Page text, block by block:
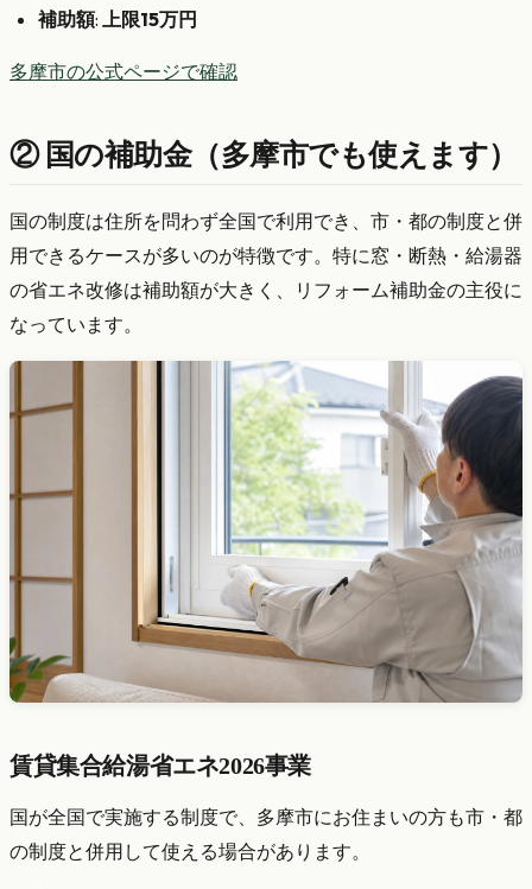
補助額: 上限15万円
多摩市の公式ページで確認
② 国の補助金（多摩市でも使えます）
国の制度は住所を問わず全国で利用でき、市・都の制度と併
用できるケースが多いのが特徴です。特に窓・断熱・給湯器
の省エネ改修は補助額が大きく、リフォーム補助金の主役に
なっています。
賃貸集合給湯省エネ2026事業
国が全国で実施する制度で、多摩市にお住まいの方も市・都
の制度と併用して使える場合があります。